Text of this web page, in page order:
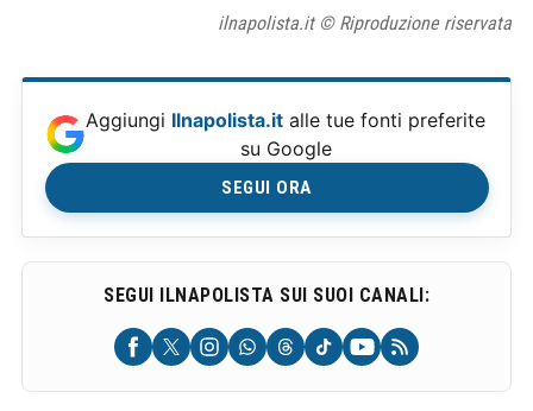
ilnapolista.it © Riproduzione riservata
Aggiungi Ilnapolista.it alle tue fonti preferite
su Google
SEGUI ORA
SEGUI ILNAPOLISTA SUI SUOI CANALI: